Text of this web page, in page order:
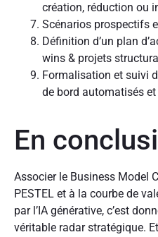
création, réduction ou
Scénarios prospectifs
Définition d’un plan
wins & projets
Formalisation et suivi
de bord automatisés
En
Associer le Business Model
PESTEL et à la courbe de
par l’IA générative, c’est
véritable radar stratégique.